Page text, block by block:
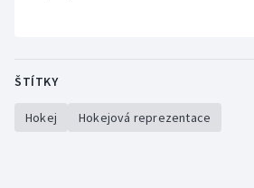
ŠTÍTKY
Hokej Hokejová reprezentace